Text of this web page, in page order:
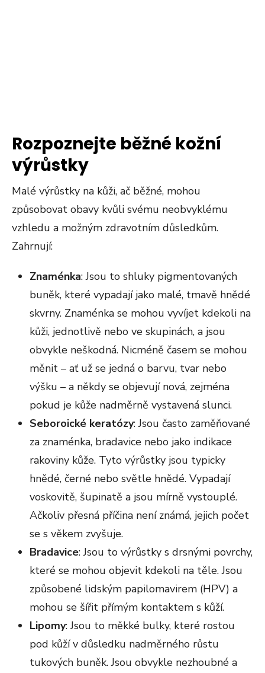
Rozpoznejte běžné kožní
výrůstky
Malé výrůstky na kůži, ač běžné, mohou
způsobovat obavy kvůli svému neobvyklému
vzhledu a možným zdravotním důsledkům.
Zahrnují:
Znaménka: Jsou to shluky pigmentovaných
buněk, které vypadají jako malé, tmavě hnědé
skvrny. Znaménka se mohou vyvíjet kdekoli na
kůži, jednotlivě nebo ve skupinách, a jsou
obvykle neškodná. Nicméně časem se mohou
měnit – ať už se jedná o barvu, tvar nebo
výšku – a někdy se objevují nová, zejména
pokud je kůže nadměrně vystavená slunci.
Seboroické keratózy: Jsou často zaměňované
za znaménka, bradavice nebo jako indikace
rakoviny kůže. Tyto výrůstky jsou typicky
hnědé, černé nebo světle hnědé. Vypadají
voskovitě, šupinatě a jsou mírně vystouplé.
Ačkoliv přesná příčina není známá, jejich počet
se s věkem zvyšuje.
Bradavice: Jsou to výrůstky s drsnými povrchy,
které se mohou objevit kdekoli na těle. Jsou
způsobené lidským papilomavirem (HPV) a
mohou se šířit přímým kontaktem s kůží.
Lipomy: Jsou to měkké bulky, které rostou
pod kůží v důsledku nadměrného růstu
tukových buněk. Jsou obvykle nezhoubné a